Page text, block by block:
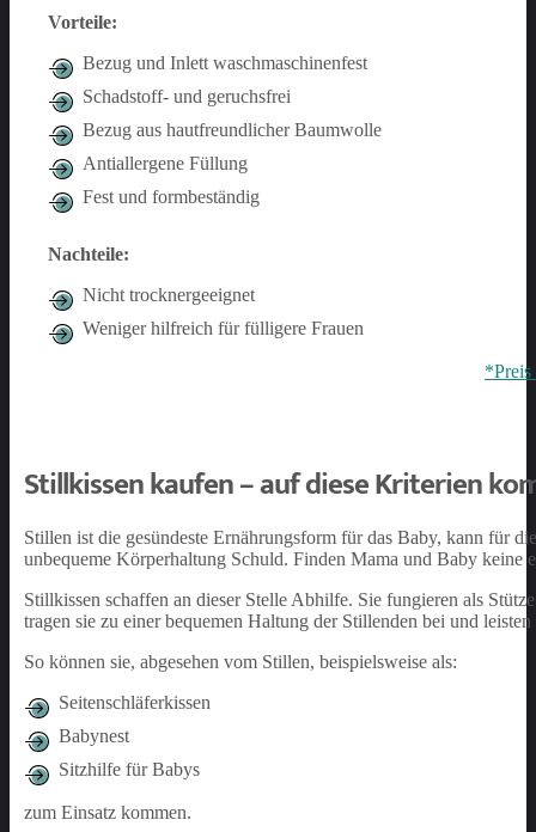
Vorteile:
Bezug und Inlett waschmaschinenfest
Schadstoff- und geruchsfrei
Bezug aus hautfreundlicher Baumwolle
Antiallergene Füllung
Fest und formbeständig
Nachteile:
Nicht trocknergeeignet
Weniger hilfreich für fülligere Frauen
*Preis
Stillkissen kaufen – auf diese Kriterien
Stillen ist die gesündeste Ernährungsform für das Baby, kann für
unbequeme Körperhaltung Schuld. Finden Mama und Baby keine
Stillkissen schaffen an dieser Stelle Abhilfe. Sie fungieren als
tragen sie zu einer bequemen Haltung der Stillenden bei und
So können sie, abgesehen vom Stillen, beispielsweise als:
Seitenschläferkissen
Babynest
Sitzhilfe für Babys
zum Einsatz kommen.